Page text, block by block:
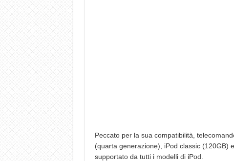
Peccato per la sua compatibilità,
(quarta generazione), iPod classic (120GB)
supportato da tutti i modelli di iPod.